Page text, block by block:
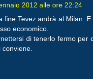
2012 alle ore 22:24
fine Tevez andrà al Milan.
economico.
di tenerlo fermo per